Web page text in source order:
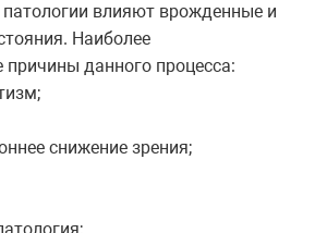
патологии влияют врожденные и
Наиболее
причины данного процесса:
снижение зрения;